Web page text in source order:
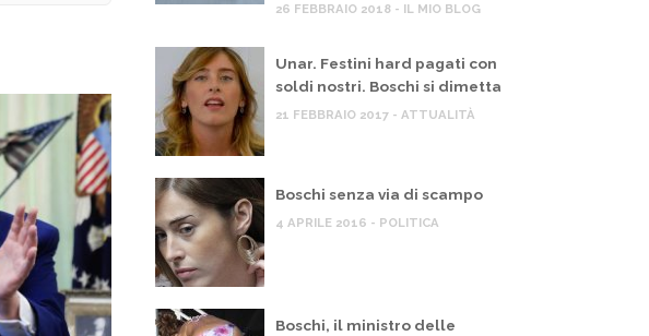
26 FEBBRAIO 2018 - IL MIO BLOG
Unar. Festini hard pagati con
soldi nostri. Boschi si dimetta
21 FEBBRAIO 2017 - ATTUALITÀ
Boschi senza via di scampo
4 APRILE 2016 - POLITICA
Boschi, il ministro delle